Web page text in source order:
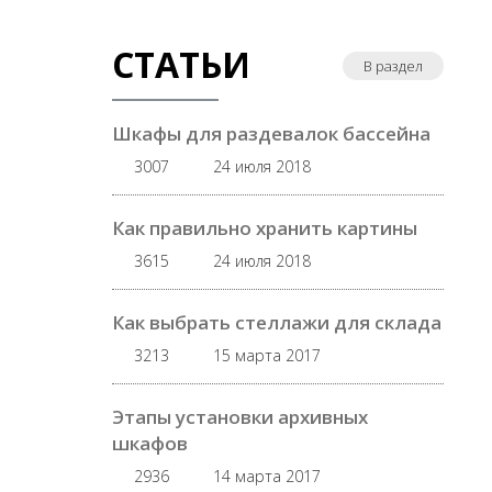
СТАТЬИ В раздел
Шкафы для раздевалок бассейна
3007 24 июля 2018
Как правильно хранить картины
3615 24 июля 2018
Как выбрать стеллажи для склада
3213 15 марта 2017
Этапы установки архивных
шкафов
2936 14 марта 2017